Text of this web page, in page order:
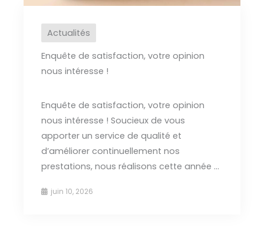
Actualités
Enquête de satisfaction, votre opinion
nous intéresse !
Enquête de satisfaction, votre opinion
nous intéresse ! Soucieux de vous
apporter un service de qualité et
d’améliorer continuellement nos
prestations, nous réalisons cette année ...
juin 10, 2026